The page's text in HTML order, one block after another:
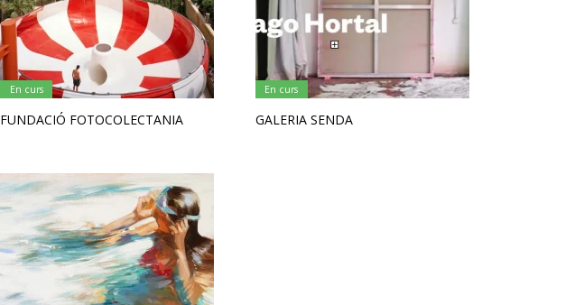
En curs
FUNDACIÓ FOTOCOLECTANIA
En curs
GALERIA SENDA